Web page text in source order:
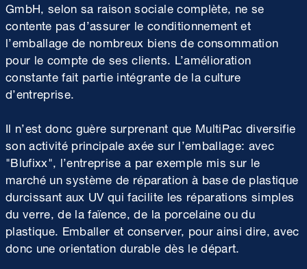
GmbH, selon sa raison sociale complète, ne se
contente pas d’assurer le conditionnement et
l’emballage de nombreux biens de consommation
pour le compte de ses clients. L’amélioration
constante fait partie intégrante de la culture
d’entreprise.
Il n’est donc guère surprenant que MultiPac diversifie
son activité principale axée sur l’emballage: avec
"Blufixx", l’entreprise a par exemple mis sur le
marché un système de réparation à base de plastique
durcissant aux UV qui facilite les réparations simples
du verre, de la faïence, de la porcelaine ou du
plastique. Emballer et conserver, pour ainsi dire, avec
donc une orientation durable dès le départ.